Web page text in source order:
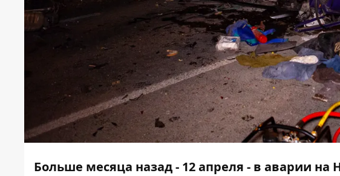
Больше месяца назад - 12 апреля - в аварии на